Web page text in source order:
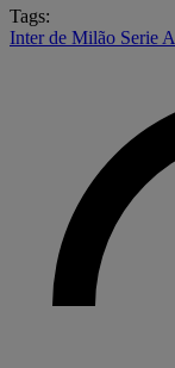
Tags:
Inter de Milão Serie A